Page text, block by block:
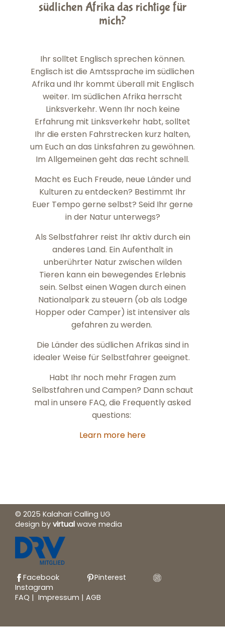
südlichen Afrika das richtige für
mich?
Ihr solltet Englisch sprechen können.
Englisch ist die Amtssprache im südlichen
Afrika und Ihr kommt überall mit Englisch
weiter. Im südlichen Afrika herrscht
Linksverkehr. Wenn Ihr noch keine
Erfahrung mit Linksverkehr habt, solltet
Ihr die ersten Fahrstrecken kurz halten,
um Euch an das Linksfahren zu gewöhnen.
Im Allgemeinen geht das recht schnell.
Macht es Euch Freude, neue Länder und
Kulturen zu entdecken? Bestimmt Ihr
Euer Tempo gerne selbst? Seid Ihr gerne
in der Natur unterwegs?
Als Selbstfahrer reist Ihr aktiv durch ein
anderes Land. Ein Aufenthalt in
unberührter Natur zwischen wilden
Tieren kann ein bewegendes Erlebnis
sein. Selbst einen Wagen durch einen
Nationalpark zu steuern (ob als Lodge
Hopper oder Camper) ist intensiver als
gefahren zu werden.
Die Länder des südlichen Afrikas sind in
idealer Weise für Selbstfahrer geeignet.
Habt Ihr noch mehr Fragen zum
Selbstfahren und Campen? Dann schaut
mal in unsere FAQ, die Frequently asked
questions:
Learn more here
© 2025 Kalahari Calling UG
design by virtual wave media
Facebook
Pinterest
Instagram
FAQ | Impressum | AGB